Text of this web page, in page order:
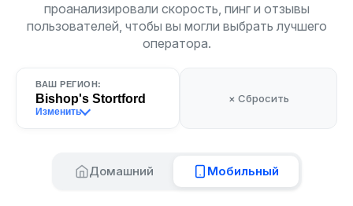
проанализировали скорость, пинг и отзывы
пользователей, чтобы вы могли выбрать лучшего
оператора.
ВАШ РЕГИОН:
Bishop's Stortford
Изменить
× Сбросить
Домашний Мобильный